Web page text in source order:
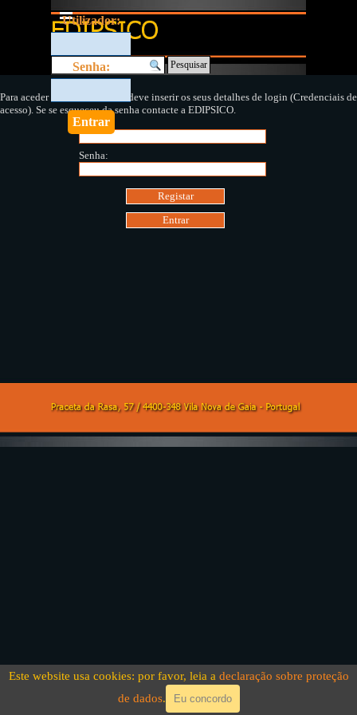
Saltar menu
Utilizador:
Senha: Pesquisar
Para aceder a esta área do site deve inserir os seus detalhes de login (Credenciais de
acesso). Se se esqueceu da senha contacte a EDIPSICO.
E-mail:
Senha:
Este website usa cookies: por favor, leia a declaração sobre proteção
de dados. Eu concordo